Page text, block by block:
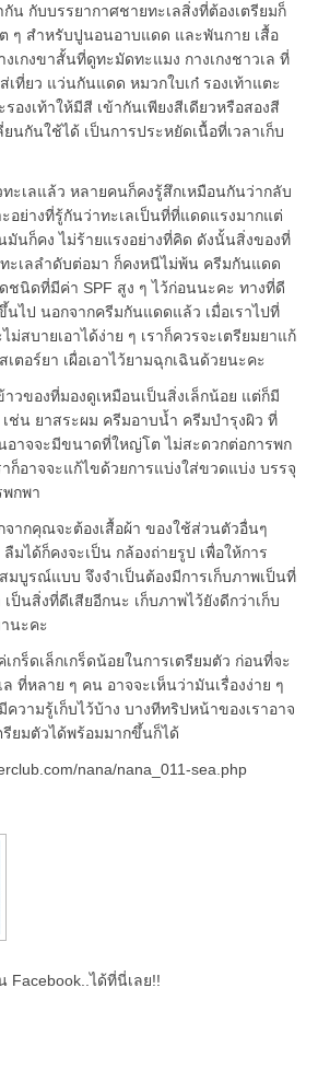
กัน กับบรรยากาศชายทะเลสิ่งที่ต้องเตรียมก็
ๆ สำหรับปูนอนอาบแดด และพันกาย เสื้อ
งเกงขาสั้นที่ดูทะมัดทะแมง กางเกงชาวเล ที่
เที่ยว แว่นกันแดด หมวกใบเก๋ รองเท้าแตะ
องเท้าให้มีสี เข้ากันเพียงสีเดียวหรือสองสี
นกันใช้ได้ เป็นการประหยัดเนื้อที่เวลาเก็บ
ลแล้ว หลายคนก็คงรู้สึกเหมือนกันว่ากลับ
อย่างที่รู้กันว่าทะเลเป็นที่ที่แดดแรงมากแต่
มันก็คง ไม่ร้ายแรงอย่างที่คิด ดังนั้นสิ่งของที่
ทะเลลำดับต่อมา ก็คงหนีไม่พ้น ครีมกันแดด
ชนิดที่มีค่า SPF สูง ๆ ไว้ก่อนนะคะ ทางที่ดี
นไป นอกจากครีมกันแดดแล้ว เมื่อเราไปที่
ม่สบายเอาได้ง่าย ๆ เราก็ควรจะเตรียมยาแก้
ตอร์ยา เผื่อเอาไว้ยามฉุกเฉินด้วยนะคะ
องที่มองดูเหมือนเป็นสิ่งเล็กน้อย แต่ก็มี
ช่น ยาสระผม ครีมอาบน้ำ ครีมบำรุงผิว ที่
อาจจะมีขนาดที่ใหญ่โต ไม่สะดวกต่อการพก
าก็อาจจะแก้ไขด้วยการแบ่งใส่ขวดแบ่ง บรรจุ
พกพา
กคุณจะต้องเสื้อผ้า ของใช้ส่วนตัวอื่นๆ
มได้ก็คงจะเป็น กล้องถ่ายรูป เพื่อให้การ
มบูรณ์แบบ จึงจำเป็นต้องมีการเก็บภาพเป็นที่
ป็นสิ่งที่ดีเสียอีกนะ เก็บภาพไว้ยังดีกว่าเก็บ
นะคะ
เล็กเกร็ดน้อยในการเตรียมตัว ก่อนที่จะ
ล ที่หลาย ๆ คน อาจจะเห็นว่ามันเรื่องง่าย ๆ
วามรู้เก็บไว้บ้าง บางทีทริปหน้าของเราอาจ
ยมตัวได้พร้อมมากขึ้นก็ได้
nana/nana_011-sea.php
Facebook..ได้ที่นี่เลย!!